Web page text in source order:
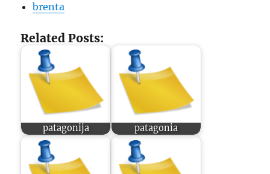
brenta
Related Posts:
patagonija patagonia